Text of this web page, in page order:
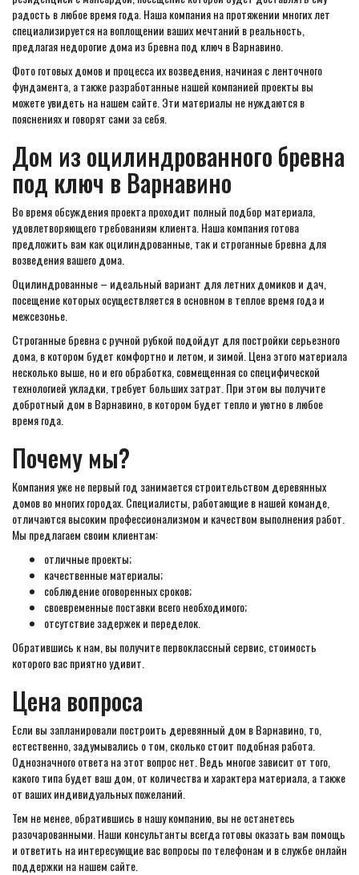
радость в любое время года. Наша компания на протяжении многих лет
специализируется на воплощении ваших мечтаний в реальность,
предлагая недорогие дома из бревна под ключ в Варнавино.
Фото готовых домов и процесса их возведения, начиная с ленточного
фундамента, а также разработанные нашей компанией проекты вы
можете увидеть на нашем сайте. Эти материалы не нуждаются в
пояснениях и говорят сами за себя.
Дом из оцилиндрованного бревна
под ключ в Варнавино
Во время обсуждения проекта проходит полный подбор материала,
удовлетворяющего требованиям клиента. Наша компания готова
предложить вам как оцилиндрованные, так и строганные бревна для
возведения вашего дома.
Оцилиндрованные – идеальный вариант для летних домиков и дач,
посещение которых осуществляется в основном в теплое время года и
межсезонье.
Строганные бревна с ручной рубкой подойдут для постройки серьезного
дома, в котором будет комфортно и летом, и зимой. Цена этого материала
несколько выше, но и его обработка, совмещенная со специфической
технологией укладки, требует больших затрат. При этом вы получите
добротный дом в Варнавино, в котором будет тепло и уютно в любое
время года.
Почему мы?
Компания уже не первый год занимается строительством деревянных
домов во многих городах. Специалисты, работающие в нашей команде,
отличаются высоким профессионализмом и качеством выполнения работ.
Мы предлагаем своим клиентам:
отличные проекты;
качественные материалы;
соблюдение оговоренных сроков;
своевременные поставки всего необходимого;
отсутствие задержек и переделок.
Обратившись к нам, вы получите первоклассный сервис, стоимость
которого вас приятно удивит.
Цена вопроса
Если вы запланировали построить деревянный дом в Варнавино, то,
естественно, задумывались о том, сколько стоит подобная работа.
Однозначного ответа на этот вопрос нет. Ведь многое зависит от того,
какого типа будет ваш дом, от количества и характера материала, а также
от ваших индивидуальных пожеланий.
Тем не менее, обратившись в нашу компанию, вы не останетесь
разочарованными. Наши консультанты всегда готовы оказать вам помощь
и ответить на интересующие вас вопросы по телефонам и в службе онлайн
поддержки на нашем сайте.